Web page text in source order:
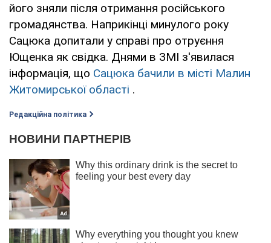
його зняли після отримання російського
громадянства. Наприкінці минулого року
Сацюка допитали у справі про отруєння
Ющенка як свідка. Днями в ЗМІ з'явилася
інформація, що Сацюка бачили в місті Малин
Житомирської області .
Редакційна політика